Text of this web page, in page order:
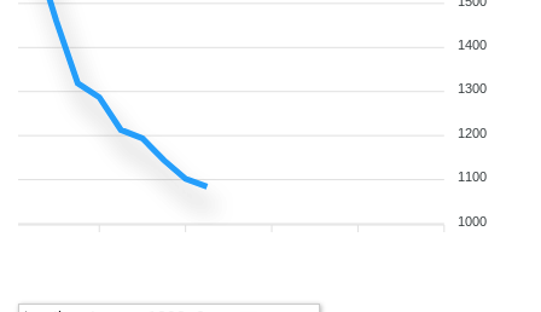
1400
1300
1200
1100
1000